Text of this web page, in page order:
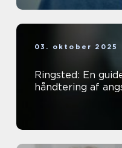
03. oktober 2025
Ringsted: En
håndtering af